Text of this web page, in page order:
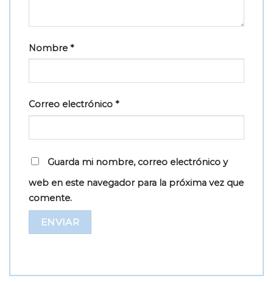
Nombre *
Correo electrónico *
Guarda mi nombre, correo electrónico y
web en este navegador para la próxima vez que
comente.